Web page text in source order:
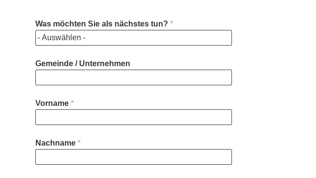
Was möchten Sie als nächstes tun?
Gemeinde / Unternehmen
Vorname
Nachname